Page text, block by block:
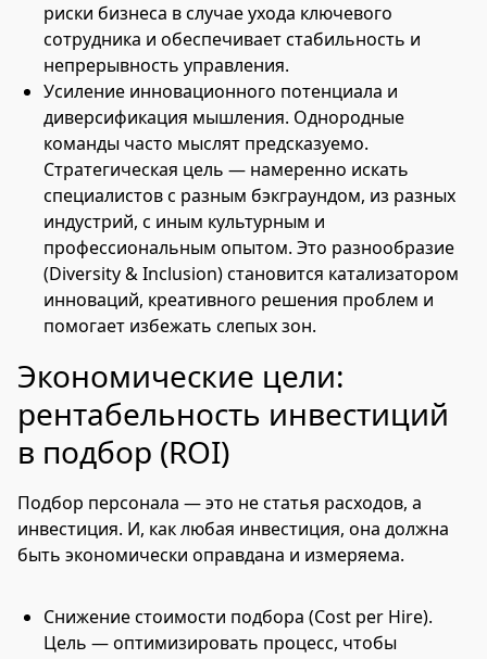
риски бизнеса в случае ухода ключевого
сотрудника и обеспечивает стабильность и
непрерывность управления.
Усиление инновационного потенциала и
диверсификация мышления. Однородные
команды часто мыслят предсказуемо.
Стратегическая цель — намеренно искать
специалистов с разным бэкграундом, из разных
индустрий, с иным культурным и
профессиональным опытом. Это разнообразие
(Diversity & Inclusion) становится катализатором
инноваций, креативного решения проблем и
помогает избежать слепых зон.
Экономические цели:
рентабельность инвестиций
в подбор (ROI)
Подбор персонала — это не статья расходов, а
инвестиция. И, как любая инвестиция, она должна
быть экономически оправдана и измеряема.
Снижение стоимости подбора (Cost per Hire).
Цель — оптимизировать процесс, чтобы